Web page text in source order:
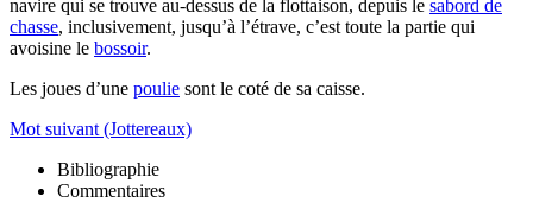
navire qui se trouve au-dessus de la flottaison, depuis le sabord de
chasse, inclusivement, jusqu’à l’étrave, c’est toute la partie qui
avoisine le bossoir.
Les joues d’une poulie sont le coté de sa caisse.
Mot suivant (Jottereaux)
Bibliographie
Commentaires